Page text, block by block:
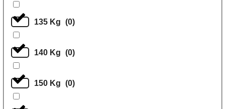
135 Kg (0)
140 Kg (0)
150 Kg (0)